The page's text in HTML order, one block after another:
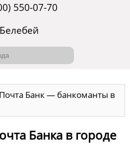
550-07-70
Белебей
Почта Банк — банкоманты в
Банка в городе